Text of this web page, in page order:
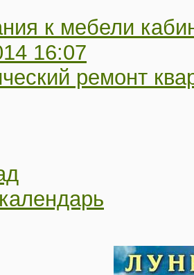
к мебели
16:07
ремонт